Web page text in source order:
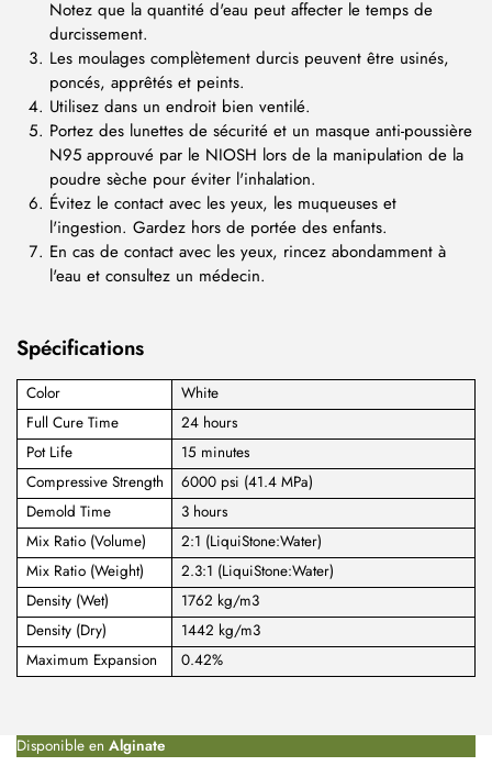
Notez que la quantité d'eau peut affecter le temps de
durcissement.
Les moulages complètement durcis peuvent être usinés,
poncés, apprêtés et peints.
Utilisez dans un endroit bien ventilé.
Portez des lunettes de sécurité et un masque anti-poussière
N95 approuvé par le NIOSH lors de la manipulation de la
poudre sèche pour éviter l'inhalation.
Évitez le contact avec les yeux, les muqueuses et
l'ingestion. Gardez hors de portée des enfants.
En cas de contact avec les yeux, rincez abondamment à
l'eau et consultez un médecin.
Spécifications
Color
White
Full Cure Time
24 hours
Pot Life
15 minutes
Compressive Strength
6000 psi (41.4 MPa)
Demold Time
3 hours
Mix Ratio (Volume)
2:1 (LiquiStone:Water)
Mix Ratio (Weight)
2.3:1 (LiquiStone:Water)
Density (Wet)
1762 kg/m3
Density (Dry)
1442 kg/m3
Maximum Expansion
0.42%
Disponible en Alginate